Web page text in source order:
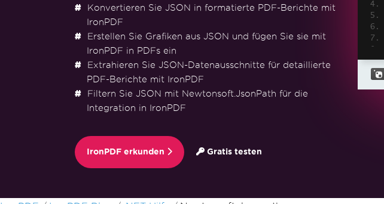
Konvertieren Sie JSON in formatierte PDF-Berichte mit
IronPDF
Erstellen Sie Grafiken aus JSON und fügen Sie sie mit
IronPDF in PDFs ein
Extrahieren Sie JSON-Datenausschnitte für detaillierte
PDF-Berichte mit IronPDF
Filtern Sie JSON mit Newtonsoft.JsonPath für die
Integration in IronPDF
IronPDF erkunden Gratis testen